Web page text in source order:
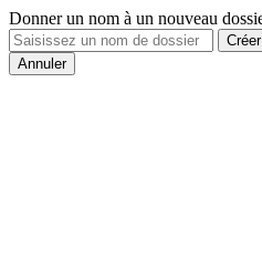
Donner un nom à un nouveau
Annuler